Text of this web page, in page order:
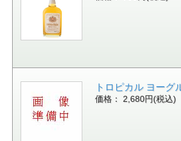
トロピカル ヨーグ
価格： 2,680円(税込)